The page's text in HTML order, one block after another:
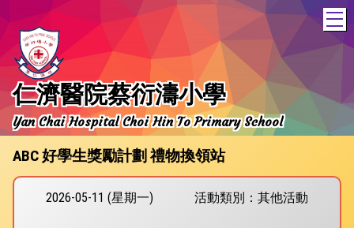
仁濟醫院蔡衍濤小學
Yan Chai Hospital Choi Hin To Primary School
ABC 好學生獎勵計劃 禮物換領站
2026-05-11 (星期一) 活動類別：其他活動